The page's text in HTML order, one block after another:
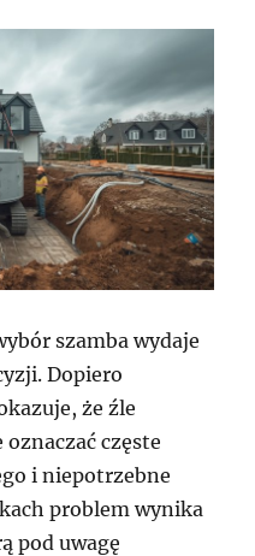
szamba wydaje
Dopiero
że źle
częste
i niepotrzebne
problem wynika
pod uwagę